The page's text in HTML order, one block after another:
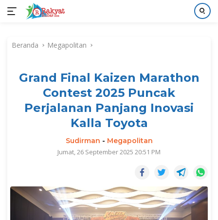
kontenBeranda Megapolitan
Grand Final Kaizen Marathon
Contest 2025 Puncak
Perjalanan Panjang Inovasi
Kalla Toyota
Sudirman - Megapolitan
Jumat, 26 September 2025 20:51 PM